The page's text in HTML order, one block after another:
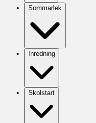
Sommarlek
Inredning
Skolstart